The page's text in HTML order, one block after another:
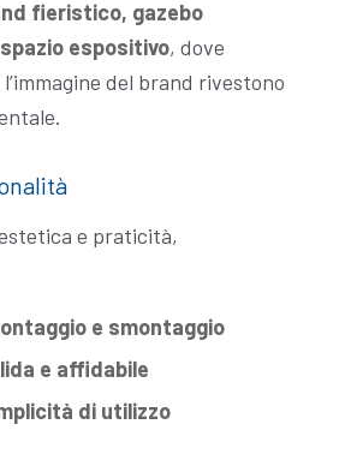
fieristico, gazebo
espositivo, dove
del brand rivestono
e praticità,
e smontaggio
e affidabile
di utilizzo